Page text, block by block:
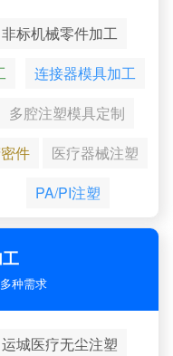
非标机械零件加工
连接器模具加工
多腔注塑模具定制
件
医疗器械注塑
PA/PI注塑
种需求
运城医疗无尘注塑